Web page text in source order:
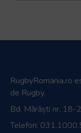
RugbyRomania.ro
de Rugby.
Bd. Mărăști nr. 18-
Telefon: